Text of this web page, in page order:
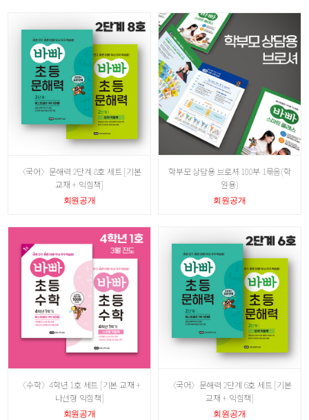
〈국어〉문해력 2단계 8호 세트 [기본
교재 + 익힘책]
회원공개
학부모 상담용 브로셔 100부 1묶음(학
원용)
회원공개
〈수학〉4학년 1호 세트 [기본 교재 +
나선형 익힘책]
회원공개
〈국어〉문해력 2단계 6호 세트 [기본
교재 + 익힘책]
회원공개